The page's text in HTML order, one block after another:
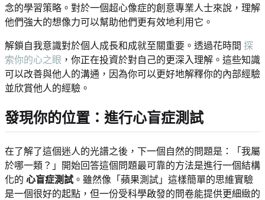
念的學習策略。對於一個超心像症的創意專業人士來說，理解
他們強大的想像力可以幫助他們更有效地利用它。
解鎖自我意識對於個人成長和成就至關重要。透過花時間 探
索你的心之眼 ，你正在投資於對自己的更深入理解。這些知識
可以改善與他人的溝通，因為你可以更好地解釋你的內部經驗
並欣賞他人的經驗。
發現你的位置：進行心盲症測試
在了解了這個迷人的光譜之後，下一個自然的問題是：「我屬
於哪一類？」開始回答這個問題最可靠的方法是進行一個結構
化的 心盲症測試 。雖然像「蘋果測試」這樣簡單的思維實驗
是一個很好的起點，但一份受科學啟發的問卷能提供更細緻的